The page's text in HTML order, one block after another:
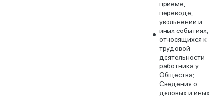
приеме,
переводе,
увольнении и
иных событиях,
относящихся к
трудовой
деятельности
работника у
Общества;
Сведения о
деловых и иных